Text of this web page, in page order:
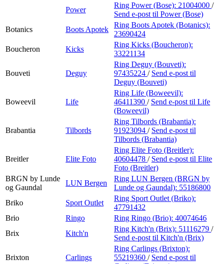
Power
Ring Power (Bose): 21004000 /
Send e-post til Power (Bose)
Botanics
Boots Apotek
Ring Boots Apotek (Botanics):
23690424
Boucheron
Kicks
Ring Kicks (Boucheron):
33221134
Bouveti Deguy
Ring Deguy (Bouveti):
97435224 / Send e-post til
Deguy (Bouveti)
Boweevil Life
Ring Life (Boweevil):
46411390 / Send e-post til Life
(Boweevil)
Brabantia Tilbords
Ring Tilbords (Brabantia):
91923094 / Send e-post til
Tilbords (Brabantia)
Breitler Elite Foto
Ring Elite Foto (Breitler):
40604478 / Send e-post til Elite
Foto (Breitler)
BRGN by Lunde
og Gaundal
LUN Bergen
Ring LUN Bergen (BRGN by
Lunde og Gaundal): 55186800
Briko
Sport Outlet
Ring Sport Outlet (Briko):
47791432
Brio
Ringo Ring Ringo (Brio): 40074646
Brix
Kitch'n
Ring Kitch'n (Brix): 51116279 /
Send e-post til Kitch'n (Brix)
Brixton Carlings
Ring Carlings (Brixton):
55219360 / Send e-post til